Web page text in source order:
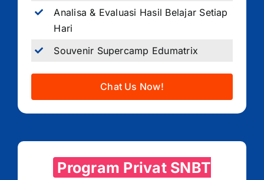
Analisa & Evaluasi Hasil Belajar Setiap
Hari
Souvenir Supercamp Edumatrix
Chat Us Now!
Program Privat SNBT